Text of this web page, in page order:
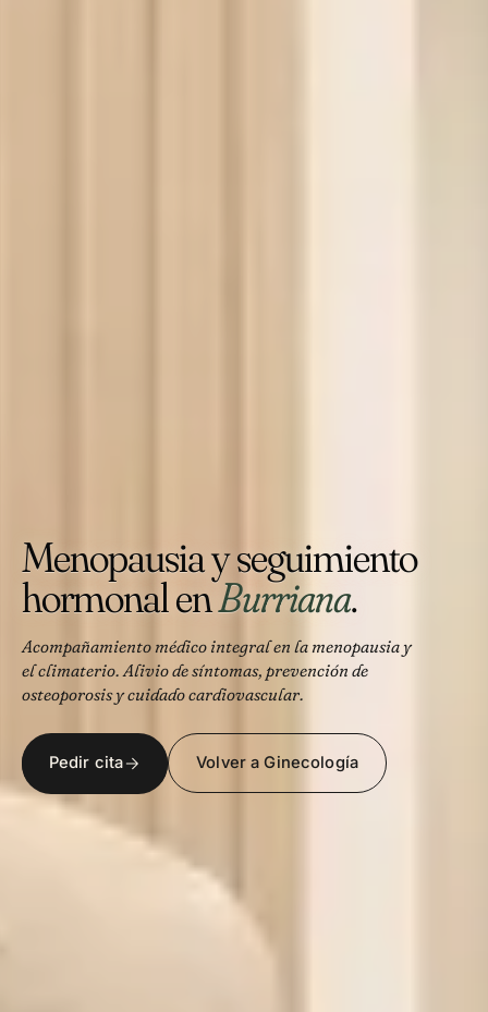
Menopausia y seguimiento
hormonal enBurriana.
Acompañamiento médico integral en la menopausia y
el climaterio. Alivio de síntomas, prevención de
osteoporosis y cuidado cardiovascular.
Pedir cita Volver a Ginecología